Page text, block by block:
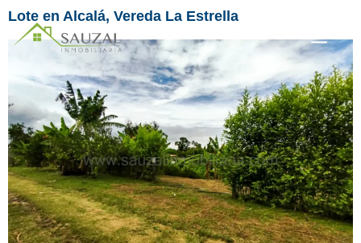
Lote en Alcalá, Vereda La Estrella